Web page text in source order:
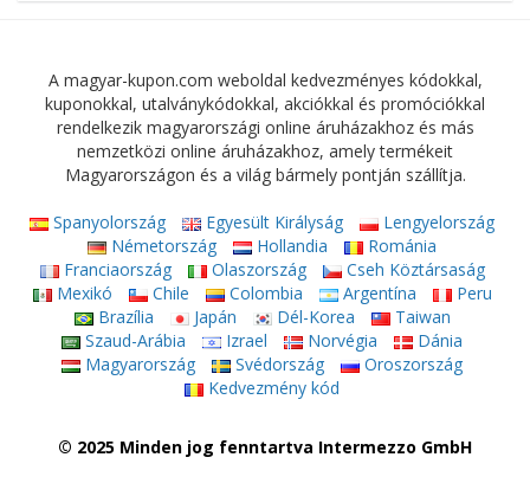
A magyar-kupon.com weboldal kedvezményes kódokkal,
kuponokkal, utalványkódokkal, akciókkal és promóciókkal
rendelkezik magyarországi online áruházakhoz és más
nemzetközi online áruházakhoz, amely termékeit
Magyarországon és a világ bármely pontján szállítja.
Spanyolország Egyesült Királyság
Lengyelország
Németország
Hollandia
Románia
Franciaország
Olaszország
Cseh Köztársaság
Mexikó
Chile Colombia Argentína
Peru
Brazília
Japán Dél-Korea
Taiwan
Szaud-Arábia
Izrael Norvégia
Dánia
Magyarország
Svédország
Oroszország
Kedvezmény kód
© 2025 Minden jog fenntartva Intermezzo GmbH